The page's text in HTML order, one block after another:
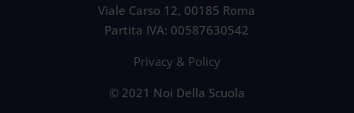
Viale Carso 12, 00185 Roma
Partita IVA: 00587630542
Privacy & Policy
© 2021 Noi Della Scuola